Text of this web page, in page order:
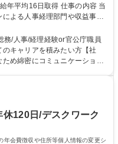
取得 仕事の内容 当
よる人事経理部門や収益事業
務をお任せいたします。研修
詳細 【業務詳細】■
営に係る管理業務 ■収益部
口広場の「イベントコーナ
※入社後は上記いずれかの部門
【都庁グル
満／有給年平均16日取得
務/人事/経理経験or官公庁職員
キャリアを積みたい方【社
め綿密にコミュニケーション
様々なプロジェクト：駐車場
明を兼ねた広告「ブライトサ
み出す活動を積極的に行って
120日/デスクワーク
年会費徴収や住所等個人情報の変更シ